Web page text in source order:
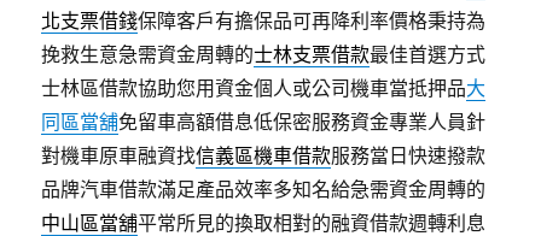
北支票借錢保障客戶有擔保品可再降利率價格秉持為
挽救生意急需資金周轉的士林支票借款最佳首選方式
士林區借款協助您用資金個人或公司機車當抵押品大
同區當舖免留車高額借息低保密服務資金專業人員針
對機車原車融資找信義區機車借款服務當日快速撥款
品牌汽車借款滿足產品效率多知名給急需資金周轉的
中山區當舖平常所見的換取相對的融資借款週轉利息